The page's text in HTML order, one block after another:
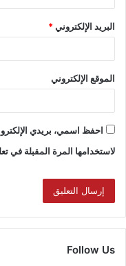
البريد الإلكتروني*
الموقع الإلكتروني
احفظ اسمي، بريدي
لاستخدامها المرة المقبلة في
Follow Us